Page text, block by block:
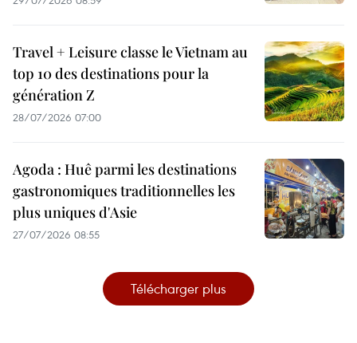
Travel + Leisure classe le Vietnam au
top 10 des destinations pour la
génération Z
28/07/2026 07:00
Agoda : Huê parmi les destinations
gastronomiques traditionnelles les
plus uniques d'Asie
27/07/2026 08:55
Télécharger plus